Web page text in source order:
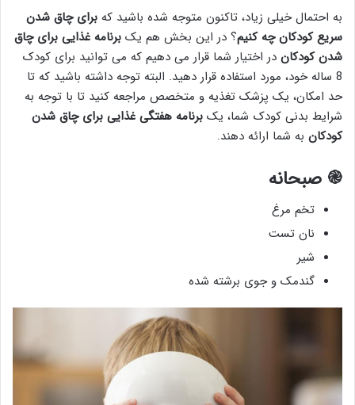
به احتمال خیلی زیاد، تاکنون متوجه شده باشید که برای چاق شدن
سریع کودکان چه کنیم؟ در این بخش هم یک برنامه غذایی برای چاق
شدن کودکان در اختیار شما قرار می دهیم که می توانید برای کودک
8 ساله خود، مورد استفاده قرار دهید. البته توجه داشته باشید که تا
حد امکان، یک پزشک تغذیه و متخصص مراجعه کنید تا با توجه به
شرایط بدنی کودک شما، یک برنامه هفتگی غذایی برای چاق شدن
کودکان به شما ارائه دهند.
֎ صبحانه
تخم مرغ
نان تست
شیر
گندمک و جوی برشته شده